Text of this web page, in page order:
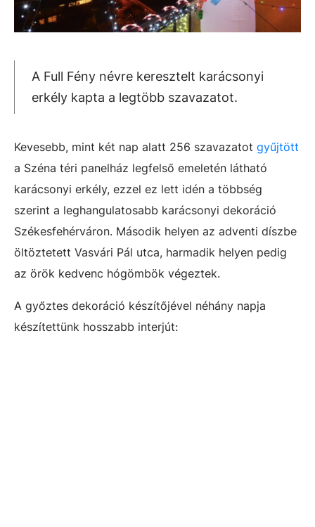
A Full Fény névre keresztelt karácsonyi
erkély kapta a legtöbb szavazatot.
Kevesebb, mint két nap alatt 256 szavazatot gyűjtött
a Széna téri panelház legfelső emeletén látható
karácsonyi erkély, ezzel ez lett idén a többség
szerint a leghangulatosabb karácsonyi dekoráció
Székesfehérváron. Második helyen az adventi díszbe
öltöztetett Vasvári Pál utca, harmadik helyen pedig
az örök kedvenc hógömbök végeztek.
A győztes dekoráció készítőjével néhány napja
készítettünk hosszabb interjút: